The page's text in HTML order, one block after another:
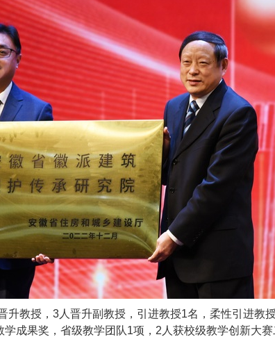
升教授， 3 人晋升副教授，引进教授1名，柔性引进教授
学成果奖，省级教学团队1项， 2 人获校级教学创新大